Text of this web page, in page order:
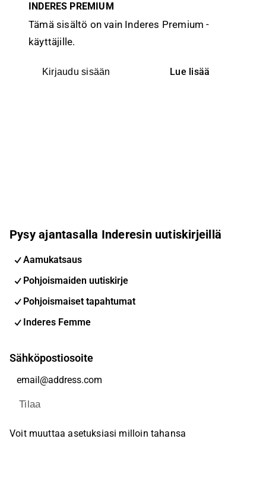
INDERES PREMIUM
Tämä sisältö on vain Inderes Premium -
käyttäjille.
Kirjaudu sisään Lue lisää
Pysy ajantasalla Inderesin uutiskirjeillä
Aamukatsaus
Pohjoismaiden uutiskirje
Pohjoismaiset tapahtumat
Inderes Femme
Sähköpostiosoite
Tilaa
Voit muuttaa asetuksiasi milloin tahansa